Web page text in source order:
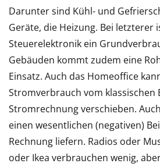
Darunter sind Kühl- und
Geräte, die Heizung. Bei letzterer
Steuerelektronik ein
Gebäuden kommt zudem eine
Einsatz. Auch das Homeoffice
Stromverbrauch vom klassischen
Stromrechnung verschieben.
einen wesentlichen (negativen)
Rechnung liefern. Radios oder
oder Ikea verbrauchen wenig,